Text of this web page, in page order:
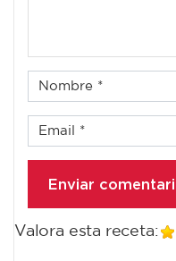
Valora esta receta: